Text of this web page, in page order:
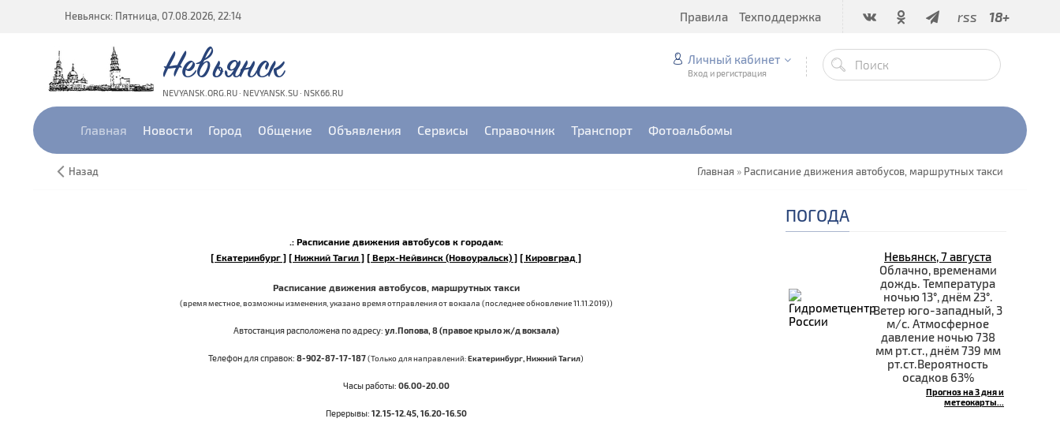
Невьянск: Пятница, 07.08.2026, 22:14 rss 18+
Правила Техподдержка
Невьянск
NEVYANSK.ORG.RU · NEVYANSK.SU · NSK66.RU
Личный кабинет
Вход и регистрация
Главная Новости Город Общение Объявления Сервисы Справочник Транспорт Фотоальбомы
Назад Главная » Расписание движения автобусов, маршрутных такси
.: Расписание движения автобусов к городам:
[ Екатеринбург ] [ Нижний Тагил ] [ Верх-Нейвинск (Новоуральск) ] [ Кировград ]
Расписание движения автобусов, маршрутных такси
(время местное, возможны изменения, указано время отправления от вокзала (последнее обновление 11.11.2019))
Автостанция расположена по адресу: ул.Попова, 8 (правое крыло ж/д вокзала)
Телефон для справок: 8-902-87-17-187(Только для направлений:Екатеринбург, Нижний Тагил)
Часы работы: 06.00-20.00
Перерывы: 12.15-12.45, 16.20-16.50
ПОГОДА
Невьянск, 7 августа
Облачно, временами
дождь. Температура
ночью 13°, днём 23°.
Ветер юго-западный, 3
м/с. Атмосферное
давление ночью 738
мм рт.ст., днём 739 мм
рт.ст.Вероятность
осадков 63%
Прогноз на 3 дня и
метеокарты...